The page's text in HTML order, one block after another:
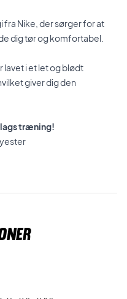
fra Nike, der sørger for at
dig tør og komfortabel.
i et let og blødt
giver dig den
træning!